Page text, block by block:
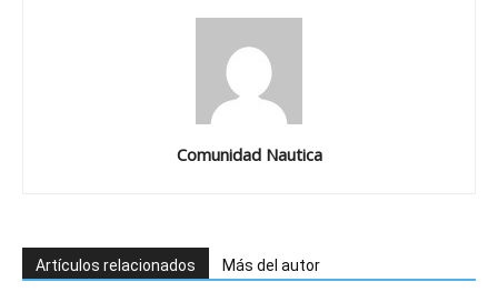
Comunidad Nautica
Artículos relacionados Más del autor